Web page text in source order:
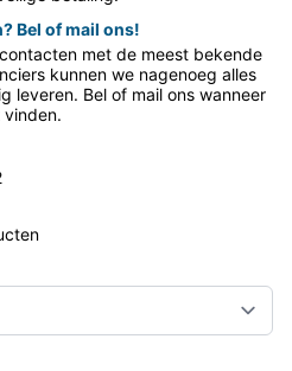
Bel of mail ons!
met de meest bekende
kunnen we nagenoeg alles
leveren. Bel of mail ons wanneer